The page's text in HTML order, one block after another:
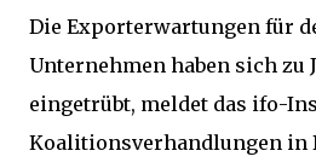
Die Exporterwartungen für
Unternehmen haben sich zu
eingetrübt, meldet das ifo-
Koalitionsverhandlungen in